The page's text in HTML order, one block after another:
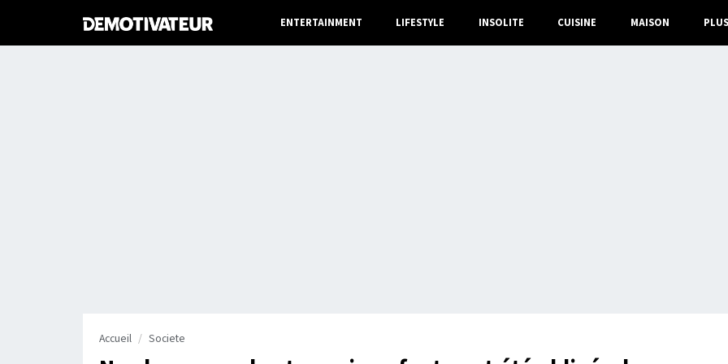
ENTERTAINMENT LIFESTYLE INSOLITE CUISINE MAISON PLUS
Accueil Societe